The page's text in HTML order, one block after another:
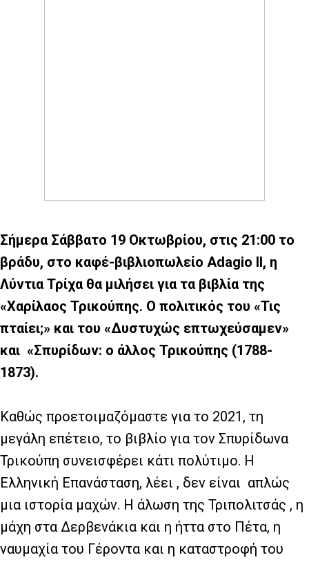
Σήμερα Σάββατο 19 Οκτωβρίου, στις 21:00 το
βράδυ, στο καφέ-βιβλιοπωλείο Adagio II, η
Λύντια Τρίχα θα μιλήσει για τα βιβλία της
«Χαρίλαος Τρικούπης. Ο πολιτικός του «Τις
πταίει;» και του «Δυστυχώς επτωχεύσαμεν»
και «Σπυρίδων: ο άλλος Τρικούπης (1788-
1873).
Καθώς προετοιμαζόμαστε για το 2021, τη
μεγάλη επέτειο, το βιβλίο για τον Σπυρίδωνα
Τρικούπη συνεισφέρει κάτι πολύτιμο. Η
Ελληνική Επανάσταση, λέει , δεν είναι απλώς
μια ιστορία μαχών. Η άλωση της Τριπολιτσάς , η
μάχη στα Δερβενάκια και η ήττα στο Πέτα, η
ναυμαχία του Γέροντα και η καταστροφή του